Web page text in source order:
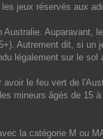
jeux réservés aux
Auparavant,
Autrement dit, si un
légalement sur le sol
le feu vert de
mineurs âgés de 15
la catégorie M ou